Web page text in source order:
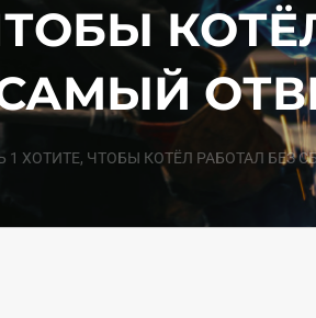
1 ХОТИТЕ, ЧТОБЫ КОТЁЛ РАБОТАЛ